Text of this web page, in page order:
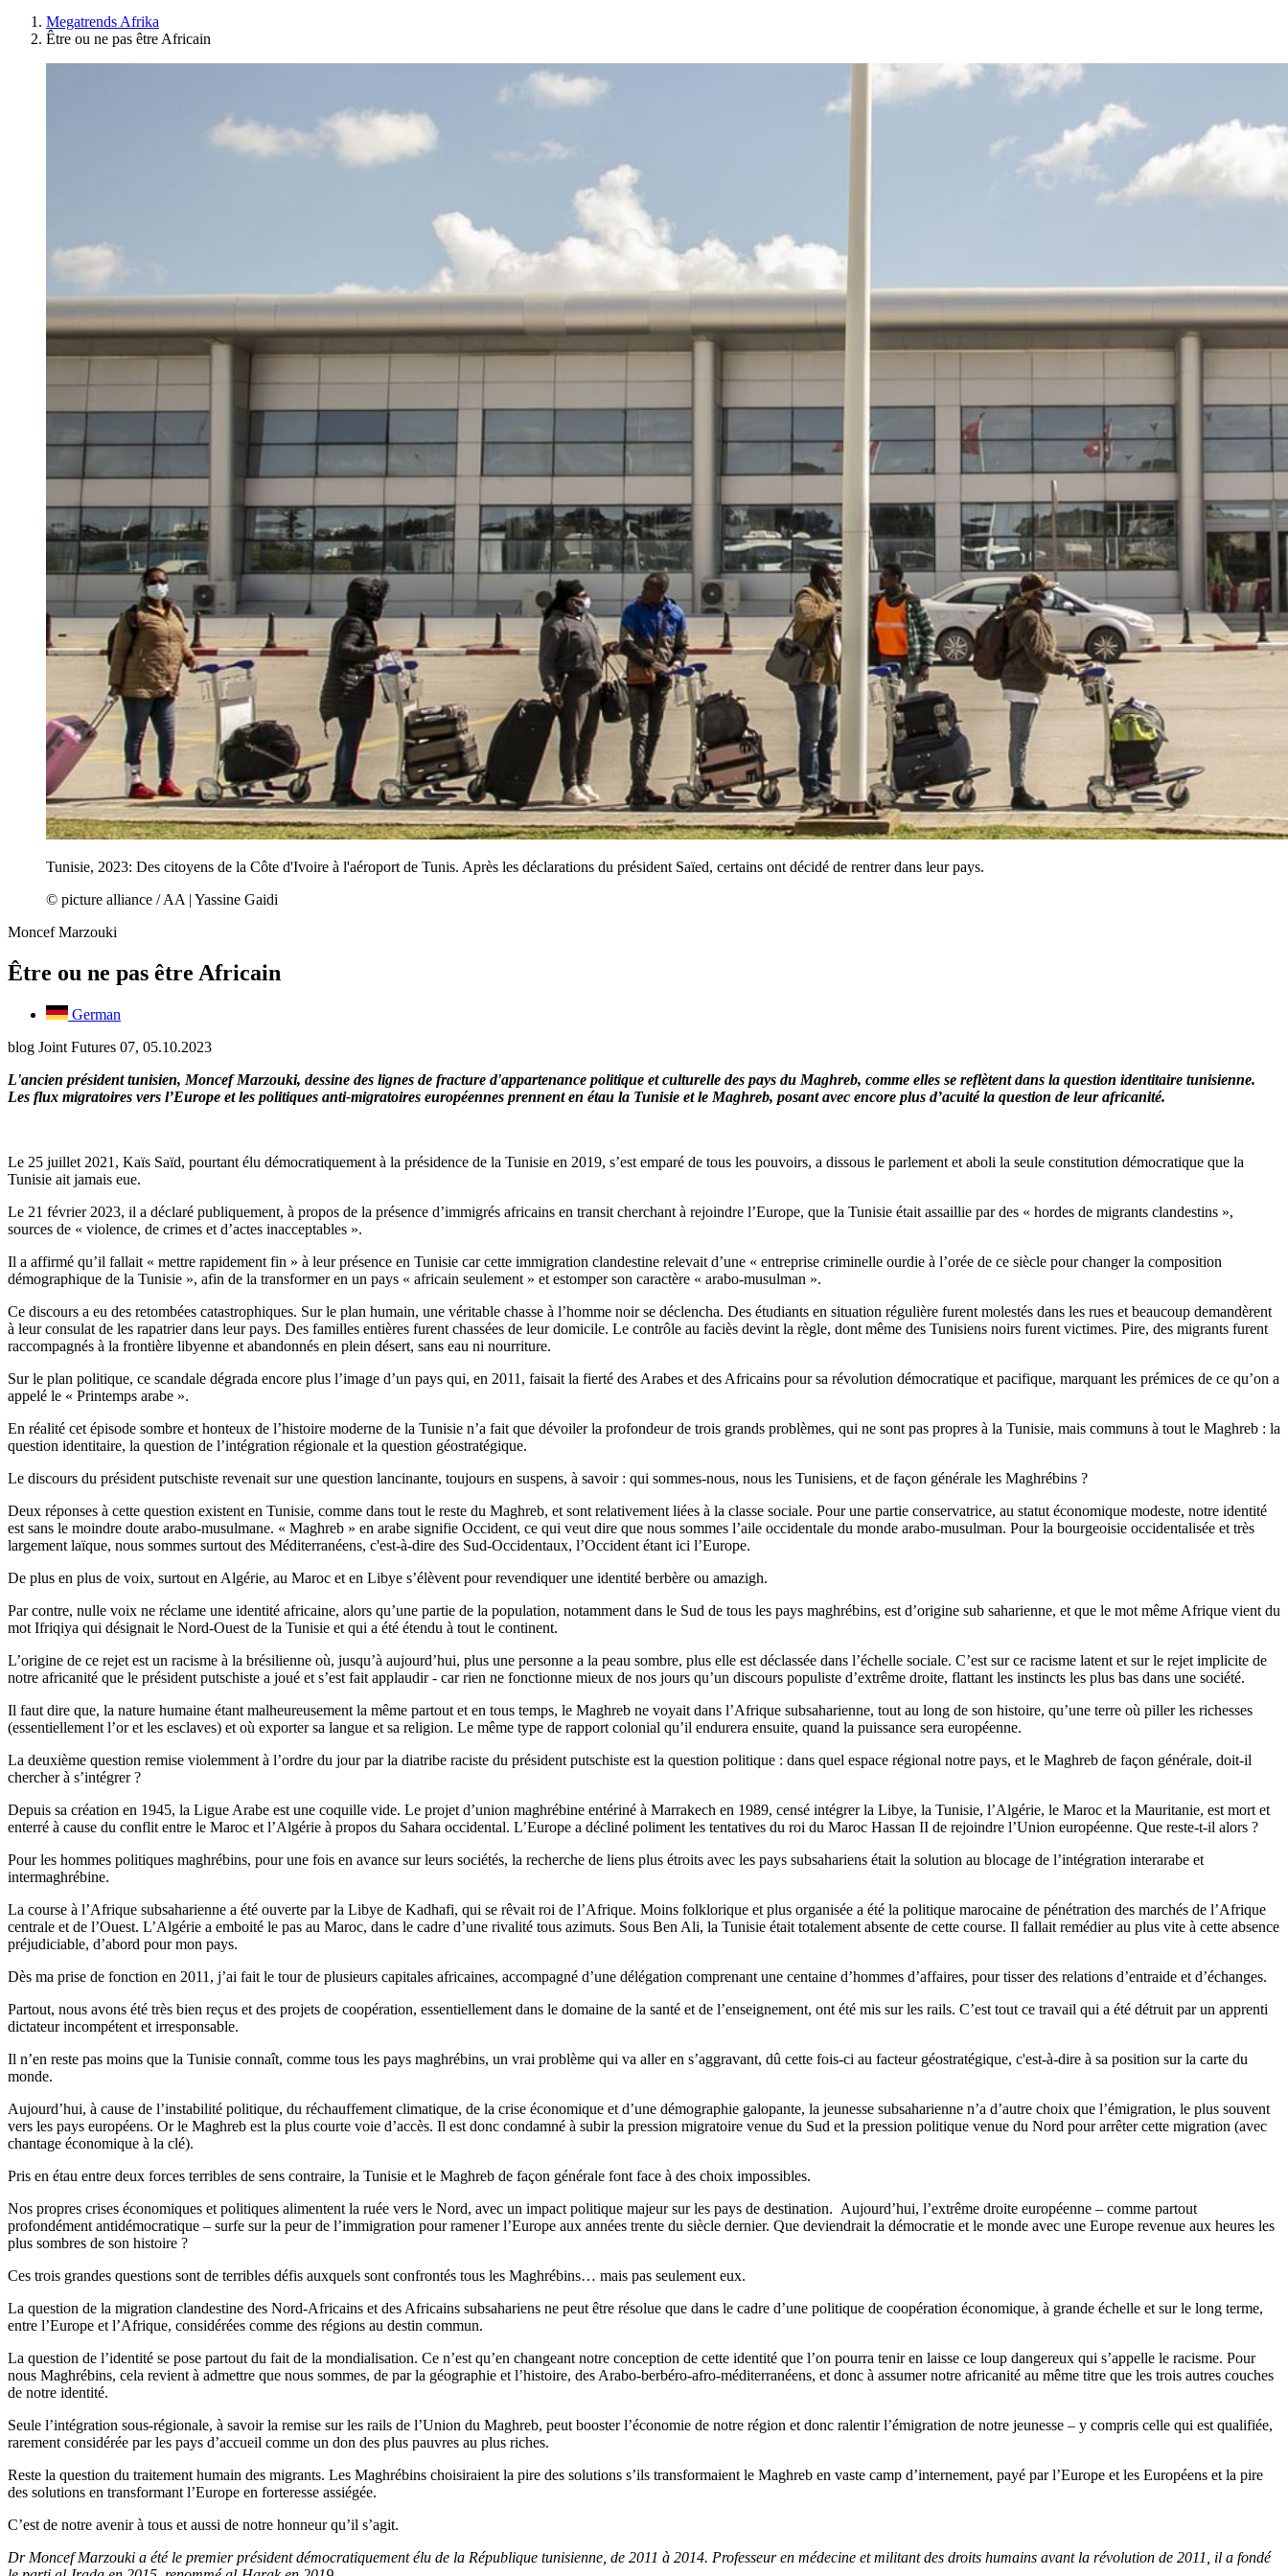
Megatrends Afrika
Être ou ne pas être Africain
Tunisie, 2023: Des citoyens de la Côte d'Ivoire à l'aéroport de Tunis. Après les déclarations du président Saïed, certains ont décidé de rentrer dans leur pays.
© picture alliance / AA | Yassine Gaidi
Moncef Marzouki
Être ou ne pas être Africain
German
blog Joint Futures 07, 05.10.2023
L'ancien président tunisien, Moncef Marzouki, dessine des lignes de fracture d'appartenance politique et culturelle des pays du Maghreb, comme elles se reflètent dans la question identitaire tunisienne.
Les flux migratoires vers l’Europe et les politiques anti-migratoires européennes prennent en étau la Tunisie et le Maghreb, posant avec encore plus d’acuité la question de leur africanité.
Le 25 juillet 2021, Kaïs Saïd, pourtant élu démocratiquement à la présidence de la Tunisie en 2019, s’est emparé de tous les pouvoirs, a dissous le parlement et aboli la seule constitution démocratique que la
Tunisie ait jamais eue.
Le 21 février 2023, il a déclaré publiquement, à propos de la présence d’immigrés africains en transit cherchant à rejoindre l’Europe, que la Tunisie était assaillie par des « hordes de migrants clandestins »,
sources de « violence, de crimes et d’actes inacceptables ».
Il a affirmé qu’il fallait « mettre rapidement fin » à leur présence en Tunisie car cette immigration clandestine relevait d’une « entreprise criminelle ourdie à l’orée de ce siècle pour changer la composition
démographique de la Tunisie », afin de la transformer en un pays « africain seulement » et estomper son caractère « arabo-musulman ».
Ce discours a eu des retombées catastrophiques. Sur le plan humain, une véritable chasse à l’homme noir se déclencha. Des étudiants en situation régulière furent molestés dans les rues et beaucoup demandèrent
à leur consulat de les rapatrier dans leur pays. Des familles entières furent chassées de leur domicile. Le contrôle au faciès devint la règle, dont même des Tunisiens noirs furent victimes. Pire, des migrants furent
raccompagnés à la frontière libyenne et abandonnés en plein désert, sans eau ni nourriture.
Sur le plan politique, ce scandale dégrada encore plus l’image d’un pays qui, en 2011, faisait la fierté des Arabes et des Africains pour sa révolution démocratique et pacifique, marquant les prémices de ce qu’on a
appelé le « Printemps arabe ».
En réalité cet épisode sombre et honteux de l’histoire moderne de la Tunisie n’a fait que dévoiler la profondeur de trois grands problèmes, qui ne sont pas propres à la Tunisie, mais communs à tout le Maghreb : la
question identitaire, la question de l’intégration régionale et la question géostratégique.
Le discours du président putschiste revenait sur une question lancinante, toujours en suspens, à savoir : qui sommes-nous, nous les Tunisiens, et de façon générale les Maghrébins ?
Deux réponses à cette question existent en Tunisie, comme dans tout le reste du Maghreb, et sont relativement liées à la classe sociale. Pour une partie conservatrice, au statut économique modeste, notre identité
est sans le moindre doute arabo-musulmane. « Maghreb » en arabe signifie Occident, ce qui veut dire que nous sommes l’aile occidentale du monde arabo-musulman. Pour la bourgeoisie occidentalisée et très
largement laïque, nous sommes surtout des Méditerranéens, c'est-à-dire des Sud-Occidentaux, l’Occident étant ici l’Europe.
De plus en plus de voix, surtout en Algérie, au Maroc et en Libye s’élèvent pour revendiquer une identité berbère ou amazigh.
Par contre, nulle voix ne réclame une identité africaine, alors qu’une partie de la population, notamment dans le Sud de tous les pays maghrébins, est d’origine sub saharienne, et que le mot même Afrique vient du
mot Ifriqiya qui désignait le Nord-Ouest de la Tunisie et qui a été étendu à tout le continent.
L’origine de ce rejet est un racisme à la brésilienne où, jusqu’à aujourd’hui, plus une personne a la peau sombre, plus elle est déclassée dans l’échelle sociale. C’est sur ce racisme latent et sur le rejet implicite de
notre africanité que le président putschiste a joué et s’est fait applaudir - car rien ne fonctionne mieux de nos jours qu’un discours populiste d’extrême droite, flattant les instincts les plus bas dans une société.
Il faut dire que, la nature humaine étant malheureusement la même partout et en tous temps, le Maghreb ne voyait dans l’Afrique subsaharienne, tout au long de son histoire, qu’une terre où piller les richesses
(essentiellement l’or et les esclaves) et où exporter sa langue et sa religion. Le même type de rapport colonial qu’il endurera ensuite, quand la puissance sera européenne.
La deuxième question remise violemment à l’ordre du jour par la diatribe raciste du président putschiste est la question politique : dans quel espace régional notre pays, et le Maghreb de façon générale, doit-il
chercher à s’intégrer ?
Depuis sa création en 1945, la Ligue Arabe est une coquille vide. Le projet d’union maghrébine entériné à Marrakech en 1989, censé intégrer la Libye, la Tunisie, l’Algérie, le Maroc et la Mauritanie, est mort et
enterré à cause du conflit entre le Maroc et l’Algérie à propos du Sahara occidental. L’Europe a décliné poliment les tentatives du roi du Maroc Hassan II de rejoindre l’Union européenne. Que reste-t-il alors ?
Pour les hommes politiques maghrébins, pour une fois en avance sur leurs sociétés, la recherche de liens plus étroits avec les pays subsahariens était la solution au blocage de l’intégration interarabe et
intermaghrébine.
La course à l’Afrique subsaharienne a été ouverte par la Libye de Kadhafi, qui se rêvait roi de l’Afrique. Moins folklorique et plus organisée a été la politique marocaine de pénétration des marchés de l’Afrique
centrale et de l’Ouest. L’Algérie a emboité le pas au Maroc, dans le cadre d’une rivalité tous azimuts. Sous Ben Ali, la Tunisie était totalement absente de cette course. Il fallait remédier au plus vite à cette absence
préjudiciable, d’abord pour mon pays.
Dès ma prise de fonction en 2011, j’ai fait le tour de plusieurs capitales africaines, accompagné d’une délégation comprenant une centaine d’hommes d’affaires, pour tisser des relations d’entraide et d’échanges.
Partout, nous avons été très bien reçus et des projets de coopération, essentiellement dans le domaine de la santé et de l’enseignement, ont été mis sur les rails. C’est tout ce travail qui a été détruit par un apprenti
dictateur incompétent et irresponsable.
Il n’en reste pas moins que la Tunisie connaît, comme tous les pays maghrébins, un vrai problème qui va aller en s’aggravant, dû cette fois-ci au facteur géostratégique, c'est-à-dire à sa position sur la carte du
monde.
Aujourd’hui, à cause de l’instabilité politique, du réchauffement climatique, de la crise économique et d’une démographie galopante, la jeunesse subsaharienne n’a d’autre choix que l’émigration, le plus souvent
vers les pays européens. Or le Maghreb est la plus courte voie d’accès. Il est donc condamné à subir la pression migratoire venue du Sud et la pression politique venue du Nord pour arrêter cette migration (avec
chantage économique à la clé).
Pris en étau entre deux forces terribles de sens contraire, la Tunisie et le Maghreb de façon générale font face à des choix impossibles.
Nos propres crises économiques et politiques alimentent la ruée vers le Nord, avec un impact politique majeur sur les pays de destination. Aujourd’hui, l’extrême droite européenne – comme partout
profondément antidémocratique – surfe sur la peur de l’immigration pour ramener l’Europe aux années trente du siècle dernier. Que deviendrait la démocratie et le monde avec une Europe revenue aux heures les
plus sombres de son histoire ?
Ces trois grandes questions sont de terribles défis auxquels sont confrontés tous les Maghrébins… mais pas seulement eux.
La question de la migration clandestine des Nord-Africains et des Africains subsahariens ne peut être résolue que dans le cadre d’une politique de coopération économique, à grande échelle et sur le long terme,
entre l’Europe et l’Afrique, considérées comme des régions au destin commun.
La question de l’identité se pose partout du fait de la mondialisation. Ce n’est qu’en changeant notre conception de cette identité que l’on pourra tenir en laisse ce loup dangereux qui s’appelle le racisme. Pour
nous Maghrébins, cela revient à admettre que nous sommes, de par la géographie et l’histoire, des Arabo-berbéro-afro-méditerranéens, et donc à assumer notre africanité au même titre que les trois autres couches
de notre identité.
Seule l’intégration sous-régionale, à savoir la remise sur les rails de l’Union du Maghreb, peut booster l’économie de notre région et donc ralentir l’émigration de notre jeunesse – y compris celle qui est qualifiée,
rarement considérée par les pays d’accueil comme un don des plus pauvres au plus riches.
Reste la question du traitement humain des migrants. Les Maghrébins choisiraient la pire des solutions s’ils transformaient le Maghreb en vaste camp d’internement, payé par l’Europe et les Européens et la pire
des solutions en transformant l’Europe en forteresse assiégée.
C’est de notre avenir à tous et aussi de notre honneur qu’il s’agit.
Dr Moncef Marzouki a été le premier président démocratiquement élu de la République tunisienne, de 2011 à 2014. Professeur en médecine et militant des droits humains avant la révolution de 2011, il a fondé